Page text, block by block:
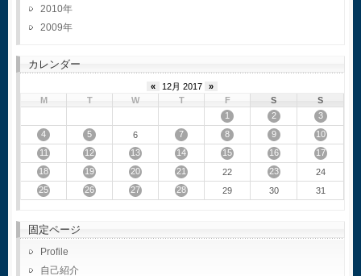
2010
2009
カレンダー
« 12月 2017
»
M
T W T F S
S
1
2
3
4
5 6 7 8 9
10
11
12 13 14 15 16
17
18
19 20 21 22 23
24
25
26 27 28 29 30 31
固定ページ
Profile
自己紹介